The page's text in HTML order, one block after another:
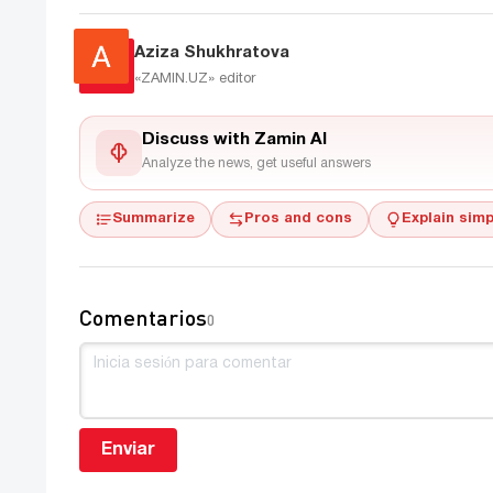
Aziza Shukhratova
«ZAMIN.UZ» editor
Discuss with Zamin AI
Analyze the news, get useful answers
Summarize Pros and cons Explain
Comentarios0
Enviar